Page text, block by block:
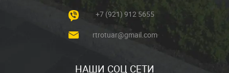
+7 (921) 912 5655
rtrotuar@gmail.com
НАШИ СОЦ СЕТИ